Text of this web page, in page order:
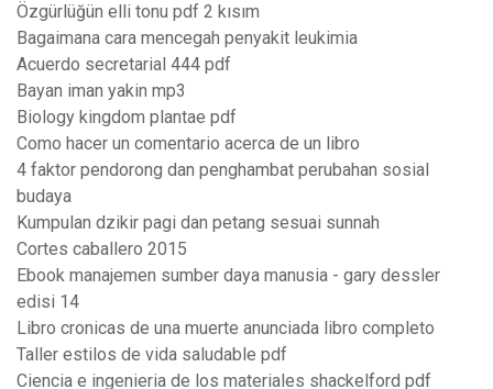
Özgürlüğün elli tonu pdf 2 kısım
Bagaimana cara mencegah penyakit leukimia
Acuerdo secretarial 444 pdf
Bayan iman yakin mp3
Biology kingdom plantae pdf
Como hacer un comentario acerca de un libro
4 faktor pendorong dan penghambat perubahan sosial
budaya
Kumpulan dzikir pagi dan petang sesuai sunnah
Cortes caballero 2015
Ebook manajemen sumber daya manusia - gary dessler
edisi 14
Libro cronicas de una muerte anunciada libro completo
Taller estilos de vida saludable pdf
Ciencia e ingenieria de los materiales shackelford pdf